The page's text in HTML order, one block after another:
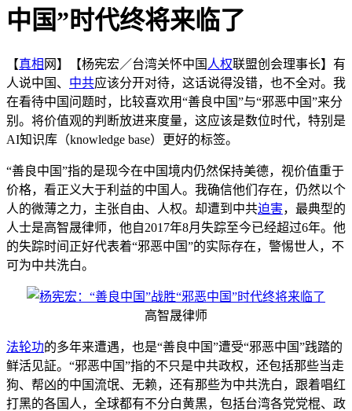
中国”时代终将来临了
【真相 网】【杨宪宏／台湾关怀中国 人权联盟创会理事长】有
人说中国、 中共应该分开对待，这话说得没错，也不全对。我
在看待中国问题时，比较喜欢用“善良中国”与“邪恶中国”来分
别。将价值观的判断放进来度量，这应该是数位时代，特别是
AI知识库（knowledge base）更好的标签。
“善良中国”指的是现今在中国境内仍然保持美德，视价值重于
价格，看正义大于利益的中国人。我确信他们存在，仍然以个
人的微薄之力，主张自由、人权。却遭到中共迫害，最典型的
人士是高智晟律师，他自2017年8月失踪至今已经超过6年。他
的失踪时间正好代表着“邪恶中国”的实际存在，警惕世人，不
可为中共洗白。
高智晟律师
法轮功的多年来遭遇，也是“善良中国”遭受“邪恶中国”践踏的
鲜活见証。“邪恶中国”指的不只是中共政权，还包括那些当走
狗、帮凶的中国流氓、无赖，还有那些为中共洗白，跟着唱红
打黑的各国人，全球都有不分白黄黒，包括台湾各党党棍、政